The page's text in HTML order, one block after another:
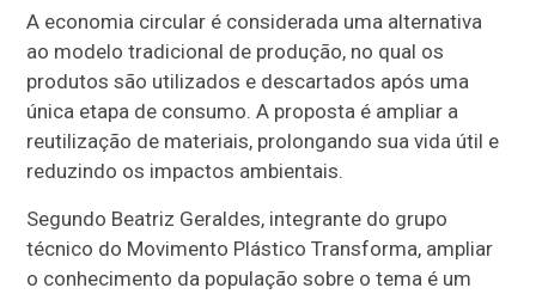
A economia circular é considerada uma alternativa
ao modelo tradicional de produção, no qual os
produtos são utilizados e descartados após uma
única etapa de consumo. A proposta é ampliar a
reutilização de materiais, prolongando sua vida útil e
reduzindo os impactos ambientais.
Segundo Beatriz Geraldes, integrante do grupo
técnico do Movimento Plástico Transforma, ampliar
o conhecimento da população sobre o tema é um